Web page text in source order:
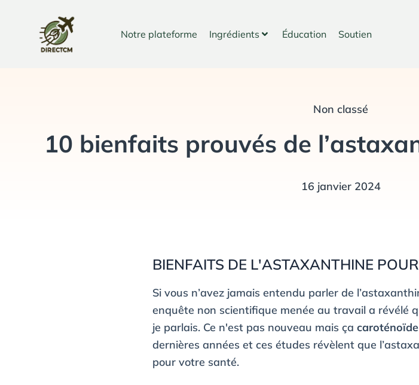
Notre plateforme Ingrédients Éducation Soutien
Non classé
10 bienfaits prouvés de
16 janvier 2024
BIENFAITS DE L'ASTAXANTHINE
Si vous n’avez jamais entendu parler de
enquête non scientifique menée au travail a révélé
je parlais. Ce n'est pas nouveau mais ça
dernières années et ces études révèlent que
pour votre santé.